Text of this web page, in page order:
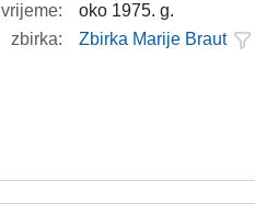
vrijeme:
oko 1975. g.
zbirka:
Zbirka Marije Braut